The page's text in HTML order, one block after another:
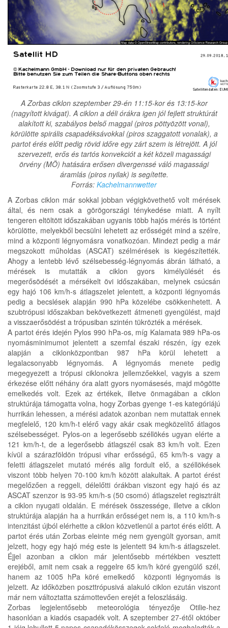
A Zorbas ciklon szeptember 29-én 11:15-kor és 13:15-kor
(nagyított kivágat). A ciklon a déli órákra igen jól fejlett struktúrát
alakított ki, szabályos belső maggal (piros pöttyözött vonal),
körülötte spirális csapadéksávokkal (piros szaggatott vonalak), a
partot érés előtt pedig rövid időre egy zárt szem is létrejött. A jól
szervezett, erős és tartós konvekciót a két közeli magassági
örvény (MÖ) hatására erősen divergenssé váló magassági
áramlás (piros nyilak) is segítette.
Forrás: Kachelmannwetter
A Zorbas ciklon már sokkal jobban végigkövethető volt mérések
által, és nem csak a görögországi ténykedése miatt. A nyílt
tengeren eltöltött időszakában ugyanis több hajós mérés is történt
körülötte, melyekből becsülni lehetett az erősségét mind a szélre,
mind a központi légnyomásra vonatkozóan. Mindezt pedig a már
megszokott műholdas (ASCAT) szélmérések is kiegészítették.
Ahogy a lentebb lévő szélsebesség-légnyomás ábrán látható, a
mérések is mutatták a ciklon gyors kimélyülését és
megerősödését a mérsékelt övi időszakában, melynek csúcsán
egy hajó 106 km/h-s átlagszelet jelentett, a központi légnyomás
pedig a becslések alapján 990 hPa közelébe csökkenhetett. A
szubtrópusi időszakban bekövetkezett átmeneti gyengülést, majd
a visszaerősödést a trópusiban szintén tükrözték a mérések.
A partot érés idején Pylos 990 hPa-os, míg Kalamata 989 hPa-os
nyomásminimumot jelentett a szemfal északi részén, így ezek
alapján a ciklonközpontban 987 hPa körül lehetett a
legalacsonyabb légnyomás. A légnyomás menete pedig
megegyezett a trópusi ciklonokra jellemzőekkel, vagyis a szem
érkezése előtt néhány óra alatt gyors nyomásesés, majd mögötte
emelkedés volt. Ezek az értékek, illetve önmagában a ciklon
struktúrája támogatta volna, hogy Zorbas gyenge 1-es kategóriájú
hurrikán lehessen, a mérési adatok azonban nem mutattak ennek
megfelelő, 120 km/h-t elérő vagy akár csak megközelítő átlagos
szélsebességet. Pylos-on a legerősebb széllökés ugyan elérte a
121 km/h-t, de a legerősebb átlagszél csak 83 km/h volt. Ezen
kívül a szárazföldön trópusi vihar erősségű, 65 km/h-s vagy a
feletti átlagszelet mutató mérés alig fordult elő, a széllökések
viszont több helyen 70-100 km/h között alakultak. A partot érést
megelőzően a reggeli, délelőtti órákban viszont egy hajó és az
ASCAT szenzor is 93-95 km/h-s (50 csomó) átlagszelet regisztrált
a ciklon nyugati oldalán. E mérések összessége, illetve a ciklon
struktúrája alapján ha a hurrikán erősséget nem is, a 110 km/h-s
intenzitást újból elérhette a ciklon közvetlenül a partot érés előtt. A
partot érés után Zorbas eleinte még nem gyengült gyorsan, amit
jelzett, hogy egy hajó még este is jelentett 94 km/h-s átlagszelet.
Éjjel azonban a ciklon már jelentősebb mértékben vesztett
erejéből, amit nem csak a reggelre 65 km/h köré gyengülő szél,
hanem az 1005 hPa köré emelkedő központi légnyomás is
jelzett. Az időközben poszttrópusivá alakuló ciklon ezután viszont
már nem változtatta számottevően erejét a feloszlásáig.
Zorbas legjelentősebb meteorológia tényezője Otilie-hez
hasonlóan a kiadós csapadék volt. A szeptember 27-étől október